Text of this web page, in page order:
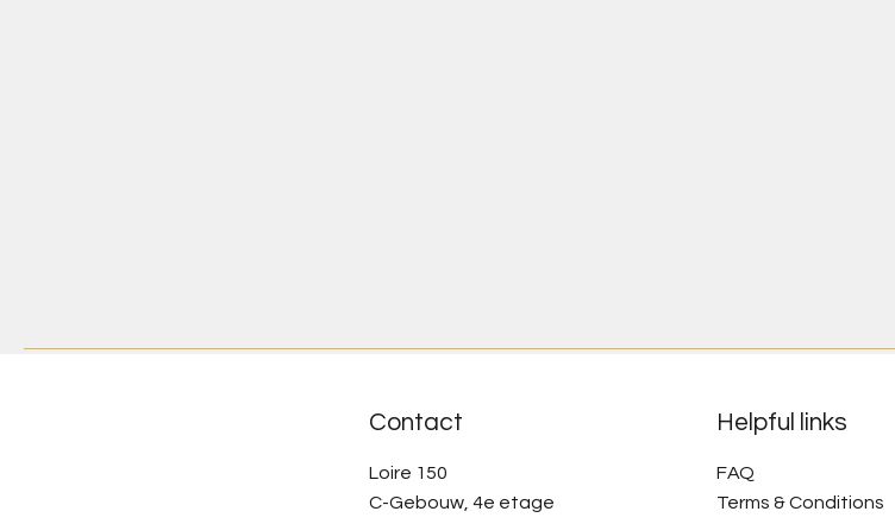
Contact
Loire 150
C-Gebouw, 4e etage
Helpful links
FAQ
Terms & Conditions